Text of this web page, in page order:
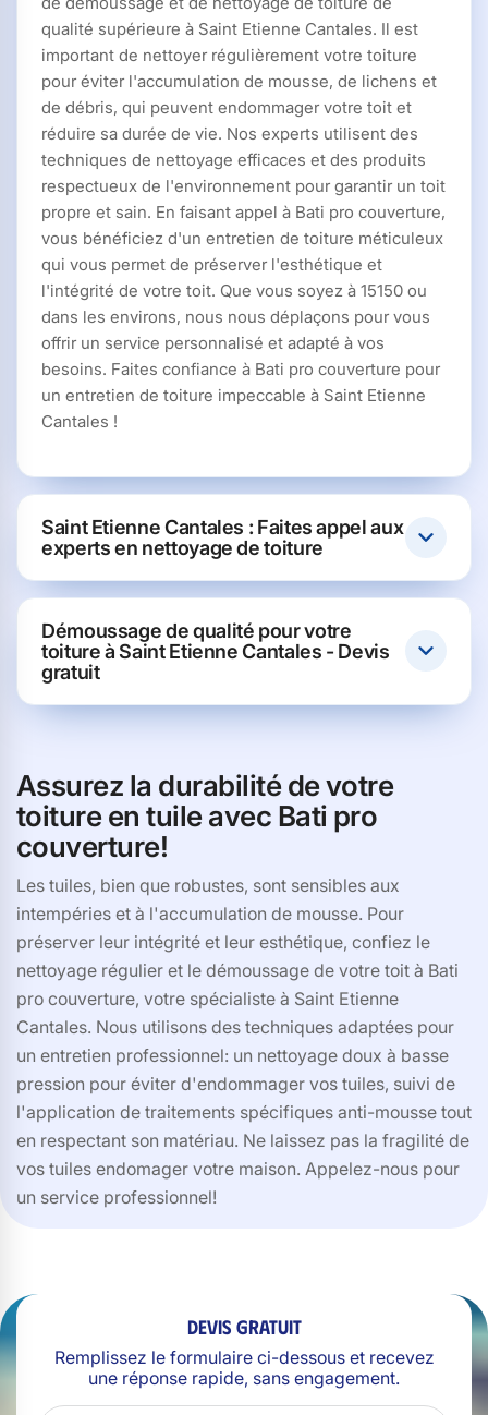
qualité supérieure à Saint Etienne Cantales. Il est
important de nettoyer régulièrement votre toiture
pour éviter l'accumulation de mousse, de lichens et
de débris, qui peuvent endommager votre toit et
réduire sa durée de vie. Nos experts utilisent des
techniques de nettoyage efficaces et des produits
respectueux de l'environnement pour garantir un toit
propre et sain. En faisant appel à Bati pro couverture,
vous bénéficiez d'un entretien de toiture méticuleux
qui vous permet de préserver l'esthétique et
l'intégrité de votre toit. Que vous soyez à 15150 ou
dans les environs, nous nous déplaçons pour vous
offrir un service personnalisé et adapté à vos
besoins. Faites confiance à Bati pro couverture pour
un entretien de toiture impeccable à Saint Etienne
Cantales !
Saint Etienne Cantales : Faites appel aux
experts en nettoyage de toiture
Démoussage de qualité pour votre
toiture à Saint Etienne Cantales - Devis
gratuit
Assurez la durabilité de votre
toiture en tuile avec Bati pro
couverture!
Les tuiles, bien que robustes, sont sensibles aux
intempéries et à l'accumulation de mousse. Pour
préserver leur intégrité et leur esthétique, confiez le
nettoyage régulier et le démoussage de votre toit à Bati
pro couverture, votre spécialiste à Saint Etienne
Cantales. Nous utilisons des techniques adaptées pour
un entretien professionnel: un nettoyage doux à basse
pression pour éviter d'endommager vos tuiles, suivi de
l'application de traitements spécifiques anti-mousse tout
en respectant son matériau. Ne laissez pas la fragilité de
vos tuiles endomager votre maison. Appelez-nous pour
un service professionnel!
Devis gratuit
Remplissez le formulaire ci-dessous et recevez
une réponse rapide, sans engagement.